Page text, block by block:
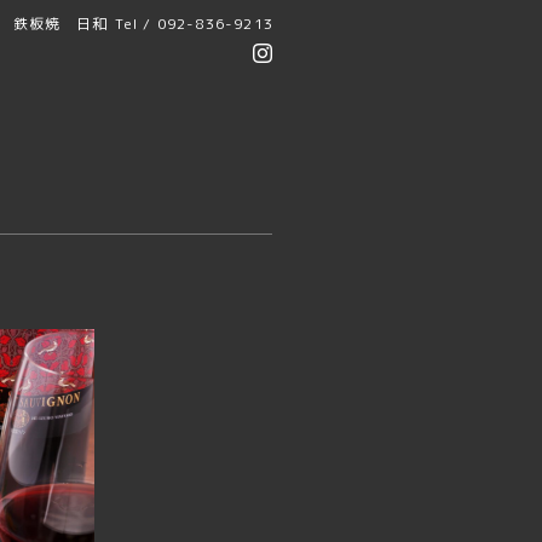
鉄板焼 日和 Tel / 092-836-9213